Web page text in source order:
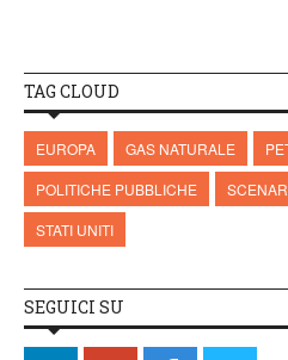
TAG CLOUD
EUROPA GAS NATURALE
POLITICHE PUBBLICHE
STATI UNITI
SEGUICI SU